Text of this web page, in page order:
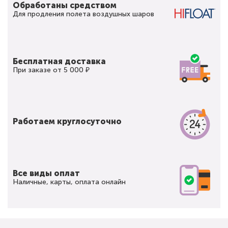
Обработаны средством
Для продления полета воздушных шаров
Бесплатная доставка
При заказе от 5 000 ₽
Работаем круглосуточно
Все виды оплат
Наличные, карты, оплата онлайн